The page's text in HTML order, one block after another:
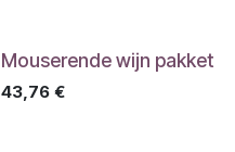
Mouserende wijn pakket
43,76€